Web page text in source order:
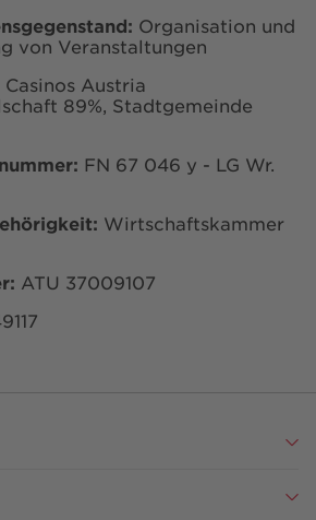
Organisation und
von Veranstaltungen
Casinos Austria
89%, Stadtgemeinde
FN 67 046 y - LG Wr.
Wirtschaftskammer
ATU 37009107